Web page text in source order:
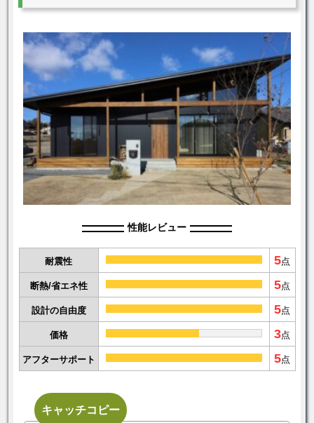
性能レビュー
耐震性 5点
断熱/省エネ性 5点
設計の自由度 5点
価格 3点
アフターサポート 5点
キャッチコピー